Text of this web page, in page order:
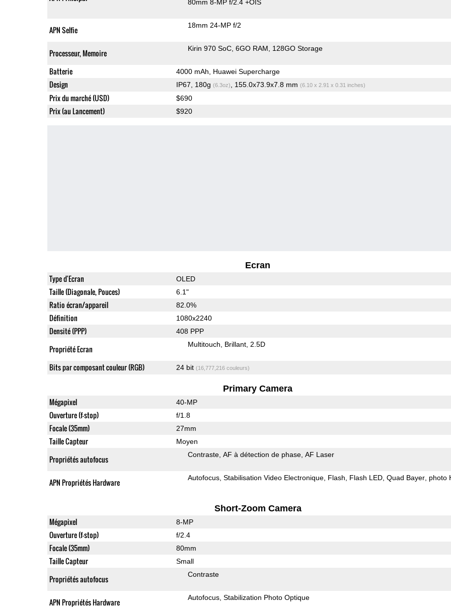
80mm 8-MP f/2.4 +OIS
APN Selfie 18mm 24-MP f/2
Processeur, Memoire Kirin 970 SoC 6GO RAM 128GO Storage
Batterie 4000 mAh, Huawei Supercharge
Design IP67, 180g (6.3oz) , 155.0x73.9x7.8 mm (6.10 x 2.91 x 0.31 inches)
Prix du marché (USD) $690
Prix (au Lancement) $920
Ecran
Type d'Ecran OLED
Taille (Diagonale, Pouces) 6.1"
Ratio écran/appareil 82.0%
Définition 1080x2240
Densité (PPP) 408 PPP
Propriété Ecran Multitouch Brillant 2.5D
Bits par composant couleur (RGB) 24 bit (16,777,216 couleurs)
Primary Camera
Mégapixel 40-MP
Ouverture (f-stop) f/1.8
Focale (35mm) 27mm
Taille Capteur Moyen
Propriétés autofocus Contraste AF à détection de phase AF Laser
APN Propriétés Hardware Autofocus Stabilisation Video Electronique Flash Flash LED Quad Bayer photo
Short-Zoom Camera
Mégapixel 8-MP
Ouverture (f-stop) f/2.4
Focale (35mm) 80mm
Taille Capteur Small
Propriétés autofocus Contraste
APN Propriétés Hardware Autofocus Stabilization Photo Optique